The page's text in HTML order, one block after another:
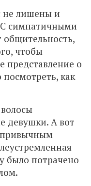
не лишены и
С симпатичными
чтобы
представление о
как
девушки. А вот
было потрачено